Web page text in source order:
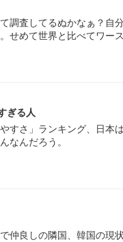
調査してるぬかなぁ？自
せめて世界と比べてワー
ぎる人
すさ」ランキング、日本
なんだろう。
仲良しの隣国、韓国の現